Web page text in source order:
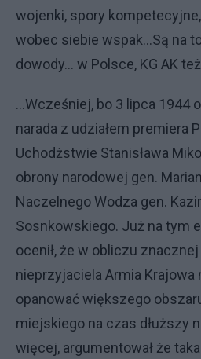
wojenki, spory
wobec siebie wspak...Są na
dowody... w Polsce, KG AK
...Wcześniej, bo 3 lipca 1944
narada z udziałem premiera
Uchodżstwie Stanisława
obrony narodowej gen.
Naczelnego Wodza gen.
Sosnkowskiego. Już na tym
ocenił, że w obliczu
nieprzyjaciela Armia Krajowa
opanować większego
miejskiego na czas dłuższy
więcej, argumentował że